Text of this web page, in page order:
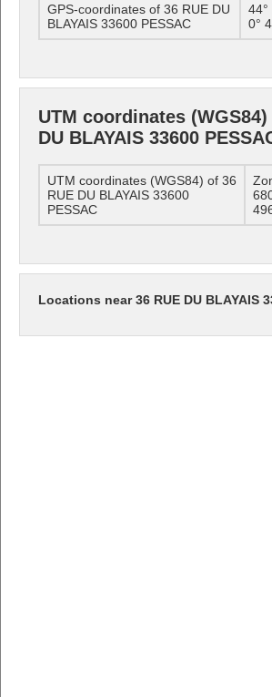
GPS-coordinates of 36 RUE DU
BLAYAIS 33600 PESSAC
0°
UTM coordinates (WGS84)
DU BLAYAIS 33600
UTM coordinates (WGS84) of 36
RUE DU BLAYAIS 33600
PESSAC
Locations near 36 RUE DU BLAYAIS